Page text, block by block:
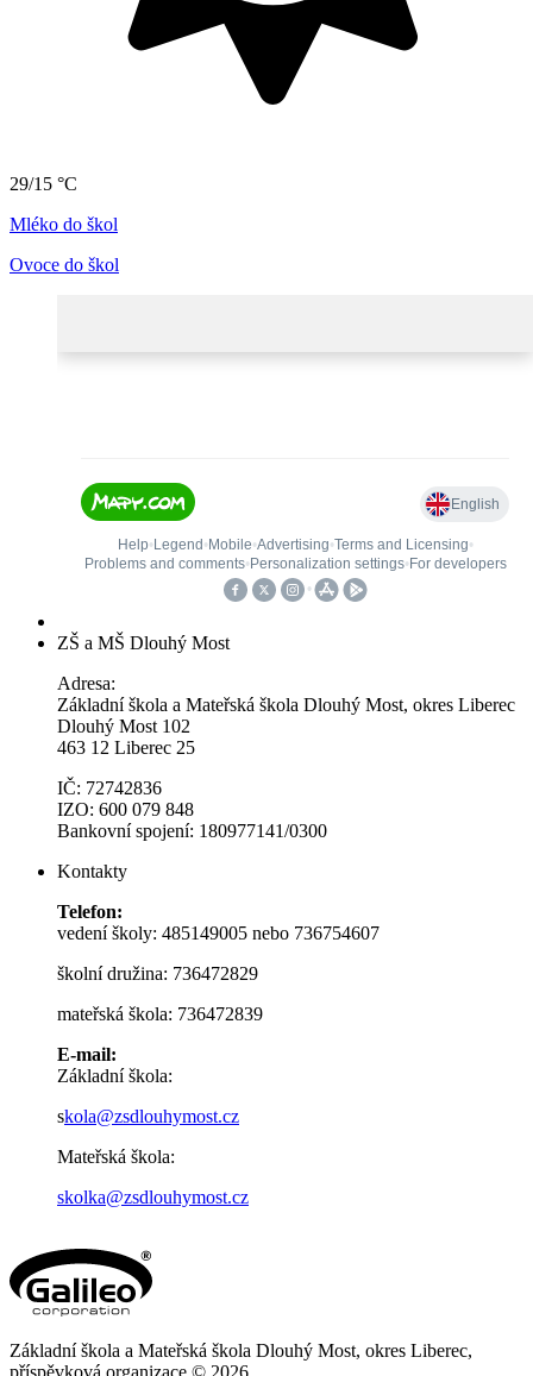
29/15 °C
Mléko do škol
Ovoce do škol
ZŠ a MŠ Dlouhý Most
Adresa:
Základní škola a Mateřská škola Dlouhý Most, okres Liberec
Dlouhý Most 102
463 12 Liberec 25
IČ: 72742836
IZO: 600 079 848
Bankovní spojení: 180977141/0300
Kontakty
Telefon:
vedení školy: 485149005 nebo 736754607
školní družina: 736472829
mateřská škola: 736472839
E-mail:
Základní škola:
skola@zsdlouhymost.cz
Mateřská škola:
skolka@zsdlouhymost.cz
Základní škola a Mateřská škola Dlouhý Most, okres Liberec,